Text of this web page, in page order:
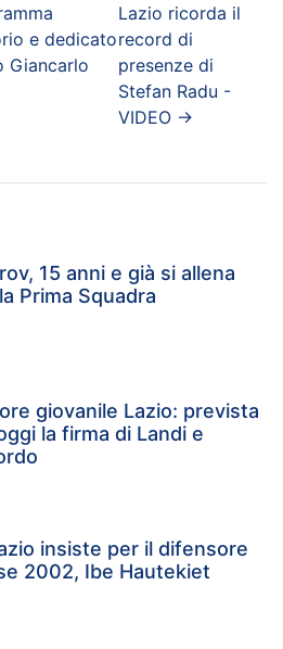
e dedicato
Giancarlo
Lazio ricorda il
record di
presenze di
Stefan Radu -
VIDEO→
15 anni e già si allena
Prima Squadra
giovanile Lazio: prevista
la firma di Landi e
insiste per il difensore
2002, Ibe Hautekiet